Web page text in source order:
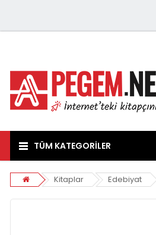
TÜM KATEGORİLER
Kitaplar Edebiyat